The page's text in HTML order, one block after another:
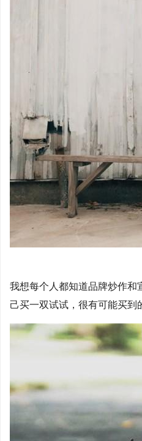
我想每个人都知道品牌炒作和
己买一双试试，很有可能买到